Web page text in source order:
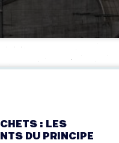
: LES
DU PRINCIPE